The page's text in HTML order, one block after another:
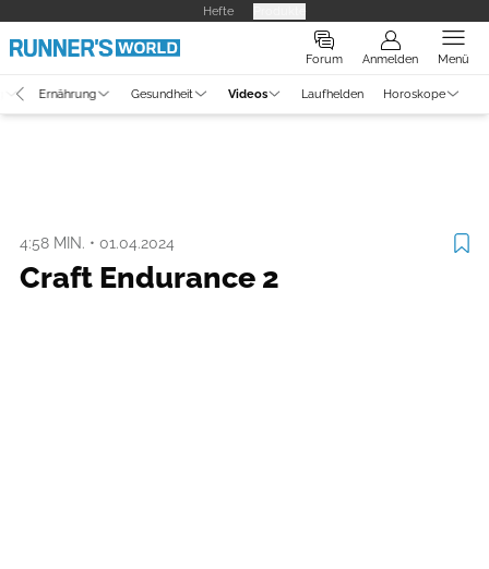
Hefte
Forum Anmelden Menü
Ernährung Gesundheit Videos Laufhelden Horoskope
4:58 MIN. • 01.04.2024
Craft Endurance 2